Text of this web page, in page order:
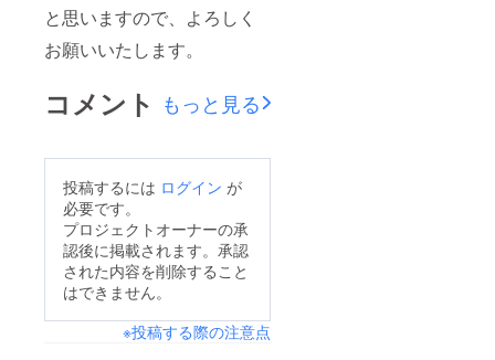
と思いますので、よろしく
お願いいたします。
コメント もっと見る
投稿するには ログイン が
必要です。
プロジェクトオーナーの承
認後に掲載されます。承認
された内容を削除すること
はできません。
※投稿する際の注意点